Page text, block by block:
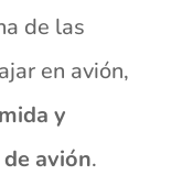
de las
en avión,
y
avión.